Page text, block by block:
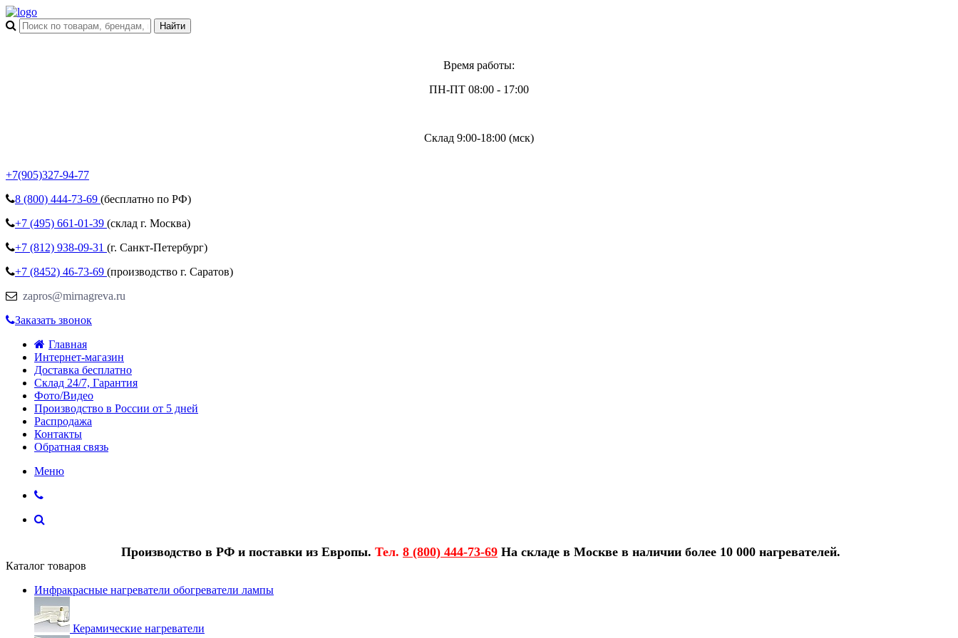
Время работы:
ПН-ПТ 08:00 - 17:00
Склад 9:00-18:00 (мск)
+7(905)327-94-77
8 (800) 444-73-69 (бесплатно по РФ)
+7 (495) 661-01-39 (склад г. Москва)
+7 (812) 938-09-31 (г. Санкт-Петербург)
+7 (8452) 46-73-69 (производство г. Саратов)
zapros@mirnagreva.ru
Заказать звонок
Главная
Интернет-магазин
Доставка бесплатно
Склад 24/7, Гарантия
Фото/Видео
Производство в России от 5 дней
Распродажа
Контакты
Обратная связь
Меню
Производство в РФ и поставки из Европы. Тел. 8 (800) 444-73-69 На складе в Москве в наличии более 10 000 нагревателей.
Каталог товаров
Инфракрасные нагреватели обогреватели лампы
Керамические нагреватели